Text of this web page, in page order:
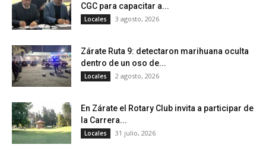
CGC para capacitar a...
Locales 3 agosto, 2026
Zárate Ruta 9: detectaron marihuana oculta
dentro de un oso de...
Locales 2 agosto, 2026
En Zárate el Rotary Club invita a participar de
la Carrera...
Locales 31 julio, 2026